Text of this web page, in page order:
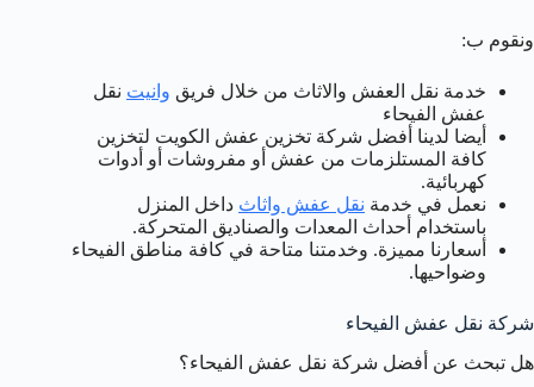
ونقوم ب:
خدمة نقل العفش والاثاث من خلال فريق وانيت نقل
عفش الفيحاء
أيضا لدينا أفضل شركة تخزين عفش الكويت لتخزين
كافة المستلزمات من عفش أو مفروشات أو أدوات
كهربائية.
نعمل في خدمة نقل عفش واثاث داخل المنزل
باستخدام أحداث المعدات والصناديق المتحركة.
أسعارنا مميزة. وخدمتنا متاحة في كافة مناطق الفيحاء
وضواحيها.
شركة نقل عفش الفيحاء
هل تبحث عن أفضل شركة نقل عفش الفيحاء؟